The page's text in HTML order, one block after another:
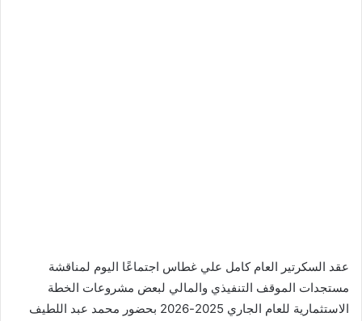
عقد السكرتير العام كامل علي غطاس اجتماعًا اليوم لمناقشة
مستجدات الموقف التنفيذي والمالي لبعض مشروعات الخطة
الاستثمارية للعام الجاري 2025-2026 بحضور محمد عبد اللطيف